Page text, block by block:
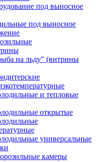
под выносное
под выносное
на льду" (витрины
и тепловые
открытые
универсальные
камеры